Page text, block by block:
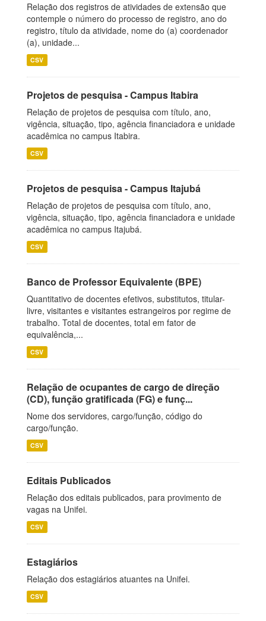
Relação dos registros de atividades de extensão que
contemple o número do processo de registro, ano do
registro, título da atividade, nome do (a) coordenador
(a), unidade...
CSV
Projetos de pesquisa - Campus Itabira
Relação de projetos de pesquisa com título, ano,
vigência, situação, tipo, agência financiadora e unidade
acadêmica no campus Itabira.
CSV
Projetos de pesquisa - Campus Itajubá
Relação de projetos de pesquisa com título, ano,
vigência, situação, tipo, agência financiadora e unidade
acadêmica no campus Itajubá.
CSV
Banco de Professor Equivalente (BPE)
Quantitativo de docentes efetivos, substitutos, titular-
livre, visitantes e visitantes estrangeiros por regime de
trabalho. Total de docentes, total em fator de
equivalência,...
CSV
Relação de ocupantes de cargo de direção
(CD), função gratificada (FG) e funç...
Nome dos servidores, cargo/função, código do
cargo/função.
CSV
Editais Publicados
Relação dos editais publicados, para provimento de
vagas na Unifei.
CSV
Estagiários
Relação dos estagiários atuantes na Unifei.
CSV